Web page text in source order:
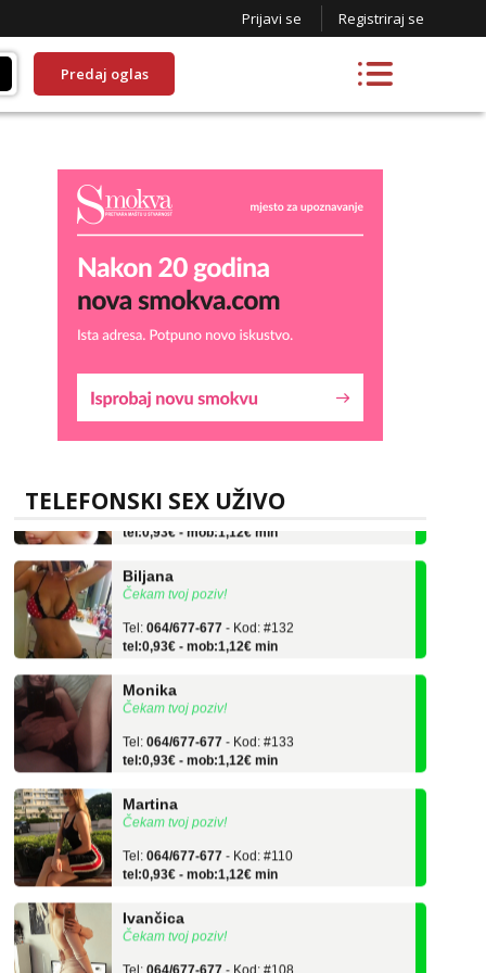
Prijavi se Registriraj se
Predaj oglas
TELEFONSKI SEX UŽIVO
Liliana
Tel:064/677-677 - Kod: #69
tel:0,93€ - mob:1,12€ min
Čekam tvoj poziv!
064/677-677
tel:0,93€ - mob:1,12€ min
Čekam tvoj poziv!
064/677-677
tel:0,93€ - mob:1,12€ min
Čekam tvoj poziv!
064/677-677
tel:0,93€ - mob:1,12€ min
Čekam tvoj poziv!
064/677-677
tel:0,93€ - mob:1,12€ min